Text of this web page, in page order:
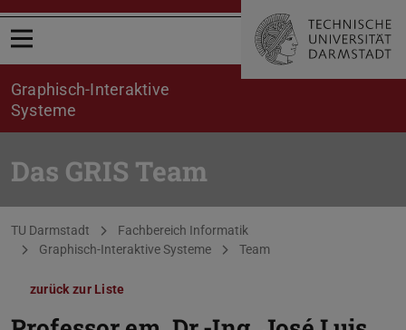
Menü öffnen
Graphisch-Interaktive
Systeme
Das GRIS Team
Sie befinden sich hier:
TU Darmstadt
Fachbereich Informatik
Graphisch-Interaktive Systeme
Team
zurück zur Liste